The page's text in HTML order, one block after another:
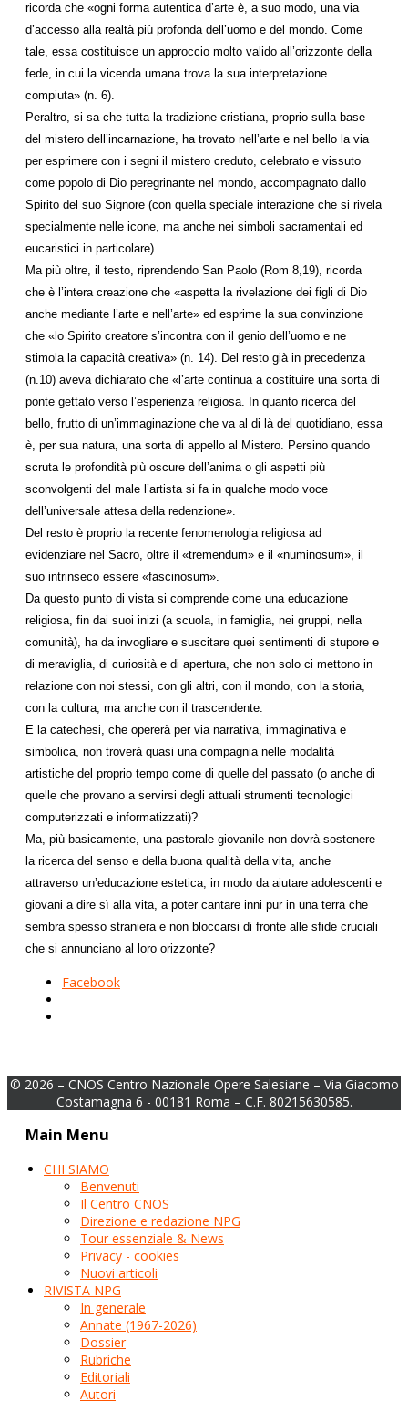
ricorda che «ogni forma autentica d’arte è, a suo modo, una via
d’accesso alla realtà più profonda dell’uomo e del mondo. Come
tale, essa costituisce un approccio molto valido all’orizzonte della
fede, in cui la vicenda umana trova la sua interpretazione
compiuta» (n. 6).
Peraltro, si sa che tutta la tradizione cristiana, proprio sulla base
del mistero dell’incarnazione, ha trovato nell’arte e nel bello la via
per esprimere con i segni il mistero creduto, celebrato e vissuto
come popolo di Dio peregrinante nel mondo, accompagnato dallo
Spirito del suo Signore (con quella speciale interazione che si rivela
specialmente nelle icone, ma anche nei simboli sacramentali ed
eucaristici in particolare).
Ma più oltre, il testo, riprendendo San Paolo (Rom 8,19), ricorda
che è l’intera creazione che «aspetta la rivelazione dei figli di Dio
anche mediante l’arte e nell’arte» ed esprime la sua convinzione
che «lo Spirito creatore s’incontra con il genio dell’uomo e ne
stimola la capacità creativa» (n. 14). Del resto già in precedenza
(n.10) aveva dichiarato che «l’arte continua a costituire una sorta di
ponte gettato verso l’esperienza religiosa. In quanto ricerca del
bello, frutto di un’immaginazione che va al di là del quotidiano, essa
è, per sua natura, una sorta di appello al Mistero. Persino quando
scruta le profondità più oscure dell’anima o gli aspetti più
sconvolgenti del male l’artista si fa in qualche modo voce
dell’universale attesa della redenzione».
Del resto è proprio la recente fenomenologia religiosa ad
evidenziare nel Sacro, oltre il «tremendum» e il «numinosum», il
suo intrinseco essere «fascinosum».
Da questo punto di vista si comprende come una educazione
religiosa, fin dai suoi inizi (a scuola, in famiglia, nei gruppi, nella
comunità), ha da invogliare e suscitare quei sentimenti di stupore e
di meraviglia, di curiosità e di apertura, che non solo ci mettono in
relazione con noi stessi, con gli altri, con il mondo, con la storia,
con la cultura, ma anche con il trascendente.
E la catechesi, che opererà per via narrativa, immaginativa e
simbolica, non troverà quasi una compagnia nelle modalità
artistiche del proprio tempo come di quelle del passato (o anche di
quelle che provano a servirsi degli attuali strumenti tecnologici
computerizzati e informatizzati)?
Ma, più basicamente, una pastorale giovanile non dovrà sostenere
la ricerca del senso e della buona qualità della vita, anche
attraverso un’educazione estetica, in modo da aiutare adolescenti e
giovani a dire sì alla vita, a poter cantare inni pur in una terra che
sembra spesso straniera e non bloccarsi di fronte alle sfide cruciali
che si annunciano al loro orizzonte?
Facebook
© 2026 – CNOS Centro Nazionale Opere Salesiane – Via Giacomo
Costamagna 6 - 00181 Roma – C.F. 80215630585.
Main Menu
CHI SIAMO
Benvenuti
Il Centro CNOS
Direzione e redazione NPG
Tour essenziale & News
Privacy - cookies
Nuovi articoli
RIVISTA NPG
In generale
Annate (1967-2026)
Dossier
Rubriche
Editoriali
Autori